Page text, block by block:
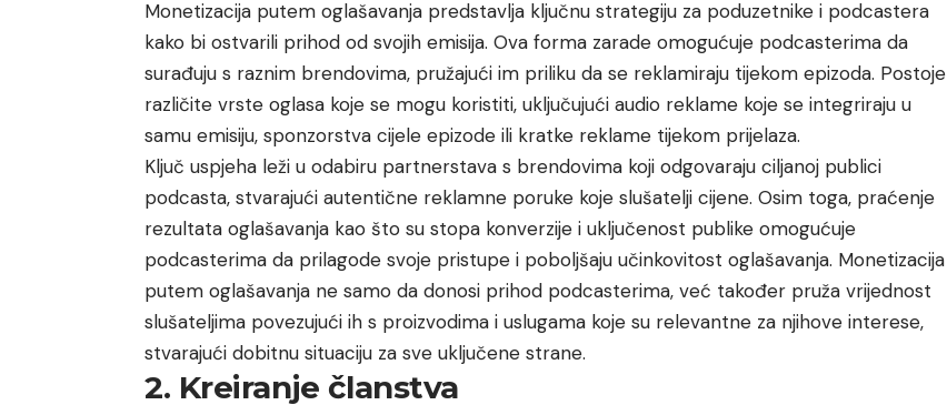
Monetizacija putem oglašavanja predstavlja ključnu strategiju za poduzetnike i podcastera
kako bi ostvarili prihod od svojih emisija. Ova forma zarade omogućuje podcasterima da
surađuju s raznim brendovima, pružajući im priliku da se reklamiraju tijekom epizoda. Postoje
različite vrste oglasa koje se mogu koristiti, uključujući audio reklame koje se integriraju u
samu emisiju, sponzorstva cijele epizode ili kratke reklame tijekom prijelaza.
Ključ uspjeha leži u odabiru partnerstava s brendovima koji odgovaraju ciljanoj publici
podcasta, stvarajući autentične reklamne poruke koje slušatelji cijene. Osim toga, praćenje
rezultata oglašavanja kao što su stopa konverzije i uključenost publike omogućuje
podcasterima da prilagode svoje pristupe i poboljšaju učinkovitost oglašavanja. Monetizacija
putem oglašavanja ne samo da donosi prihod podcasterima, već također pruža vrijednost
slušateljima povezujući ih s proizvodima i uslugama koje su relevantne za njihove interese,
stvarajući dobitnu situaciju za sve uključene strane.
2. Kreiranje članstva